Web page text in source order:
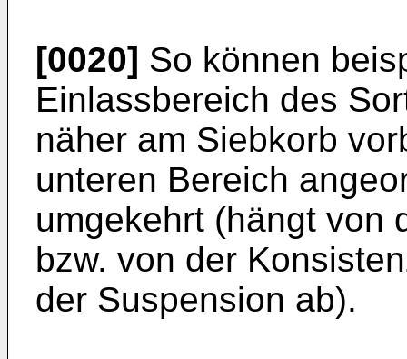
[0020] So können
Einlassbereich des
näher am Siebkorb
unteren Bereich
umgekehrt (hängt von
bzw. von der
der Suspension ab).